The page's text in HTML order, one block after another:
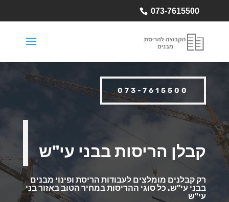
073-7615500
073-7615500
קבלן הריסות בבני עי"ש
רק קבלנים מומלצים לעבודות הריסת ופינוי מבנים
בבני עי"ש. כל סוגי ההריסות במחיר הטוב באזור בני
עי"ש